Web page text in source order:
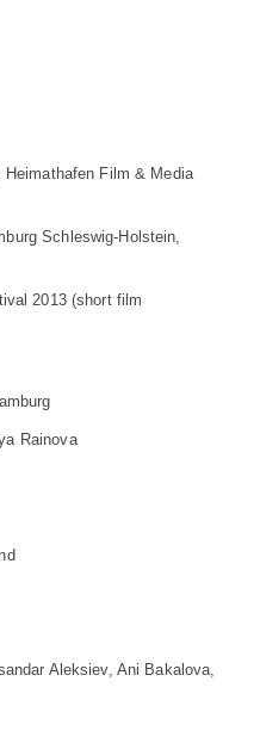
Heimathafen Film & Media
Schleswig-Holstein,
2013 (short film
Rainova
Aleksiev, Ani Bakalova,